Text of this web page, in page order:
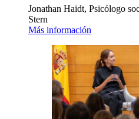
Jonathan Haidt, Psicólogo
Stern
Más información